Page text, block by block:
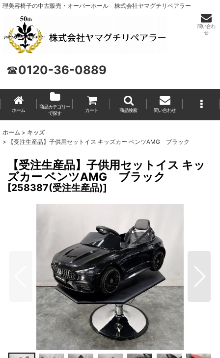
理美容椅子の中古販売・オーバーホール 株式会社ヤマグチリペアラー
☎0120-36-0889
問い合わ
せ
ホーム
商品カテゴリー
で探す
カート 商品検索 問い合わせ
ホーム > キッズ
>
【受注生産品】子供用セットイス キッズカー ベンツAMG ブラック
【受注生産品】子供用セットイス キッ
ズカー ベンツAMG ブラック
[258387(受注生産品)]